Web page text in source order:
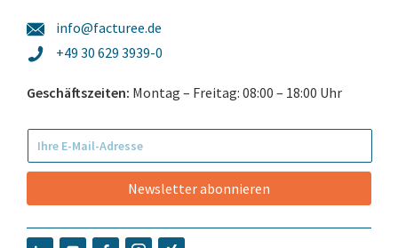
info@facturee.de
+49 30 629 3939-0
Geschäftszeiten: Montag – Freitag: 08:00 – 18:00 Uhr
Newsletter abonnieren